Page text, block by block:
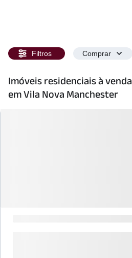
Filtros Comprar
Imóveis residenciais à venda
em Vila Nova Manchester